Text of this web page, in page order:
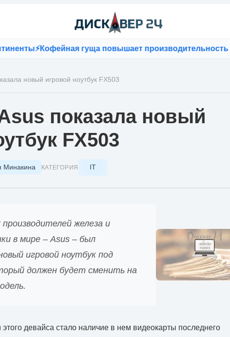
⚡Кофейная гуща повышает производительность бетона
новый игровой ноутбук FX503
показала новый
FX503
Минакина КАТЕГОРИЯ IT
железа и
в мире – Asus – был
игровой ноутбук под
должен будет сменить на
девайса стало наличие в нем видеокарты последнего